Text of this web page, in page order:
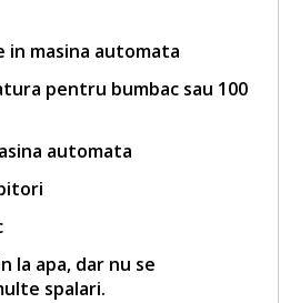
in masina automata
pentru bumbac sau 100
automata
la apa, dar nu se
spalari.